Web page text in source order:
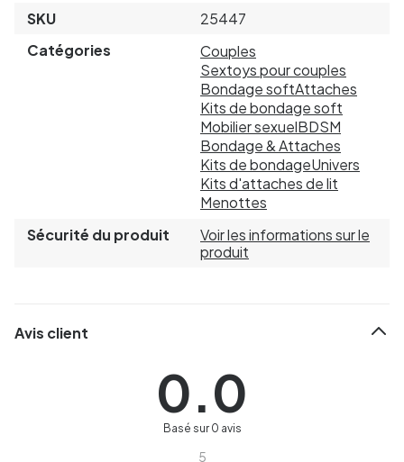
SKU
25447
Catégories
Couples
Sextoys pour couples
Bondage softAttaches
Kits de bondage soft
Mobilier sexuelBDSM
Bondage & Attaches
Kits de bondageUnivers
Kits d'attaches de lit
Menottes
Sécurité du produit
Voir les informations sur le
produit
Avis client
0.0
Basé sur 0 avis
5